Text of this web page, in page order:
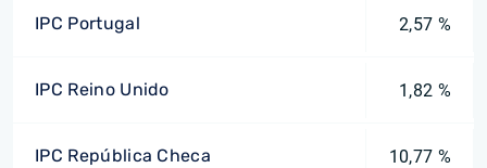
IPC Portugal 2,57 %
IPC Reino Unido 1,82 %
IPC República Checa 10,77 %